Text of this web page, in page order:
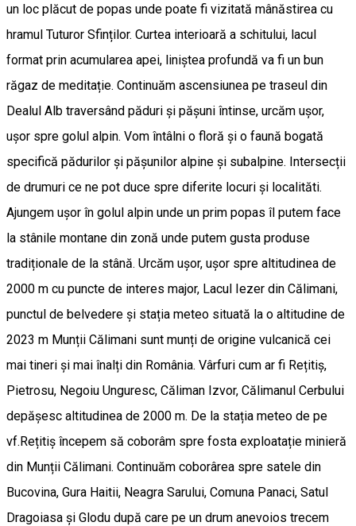
un loc plăcut de popas unde poate fi vizitată mânăstirea cu
hramul Tuturor Sfinților. Curtea interioară a schitului, lacul
format prin acumularea apei, liniștea profundă va fi un bun
răgaz de meditație. Continuăm ascensiunea pe traseul din
Dealul Alb traversând păduri și pășuni întinse, urcăm ușor,
ușor spre golul alpin. Vom întâlni o floră și o faună bogată
specifică pădurilor și pășunilor alpine și subalpine. Intersecții
de drumuri ce ne pot duce spre diferite locuri și localităti.
Ajungem ușor în golul alpin unde un prim popas îl putem face
la stânile montane din zonă unde putem gusta produse
tradiționale de la stână. Urcăm ușor, ușor spre altitudinea de
2000 m cu puncte de interes major, Lacul Iezer din Călimani,
punctul de belvedere și stația meteo situată la o altitudine de
2023 m Munții Călimani sunt munți de origine vulcanică cei
mai tineri și mai înalți din România. Vârfuri cum ar fi Rețitiș,
Pietrosu, Negoiu Unguresc, Căliman Izvor, Călimanul Cerbului
depășesc altitudinea de 2000 m. De la stația meteo de pe
vf.Rețitiș începem să coborâm spre fosta exploatație minieră
din Munții Călimani. Continuăm coborârea spre satele din
Bucovina, Gura Haitii, Neagra Sarului, Comuna Panaci, Satul
Dragoiasa și Glodu după care pe un drum anevoios trecem